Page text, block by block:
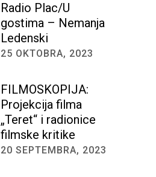
Radio Plac/U
gostima – Nemanja
Ledenski
25 OKTOBRA, 2023
FILMOSKOPIJA:
Projekcija filma
„Teret“ i radionice
filmske kritike
20 SEPTEMBRA, 2023